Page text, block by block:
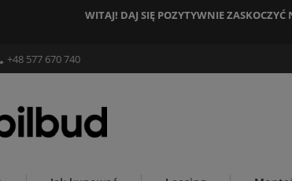
WITAJ! DAJ SIĘ POZYTYWNIE
+48 577 670 740